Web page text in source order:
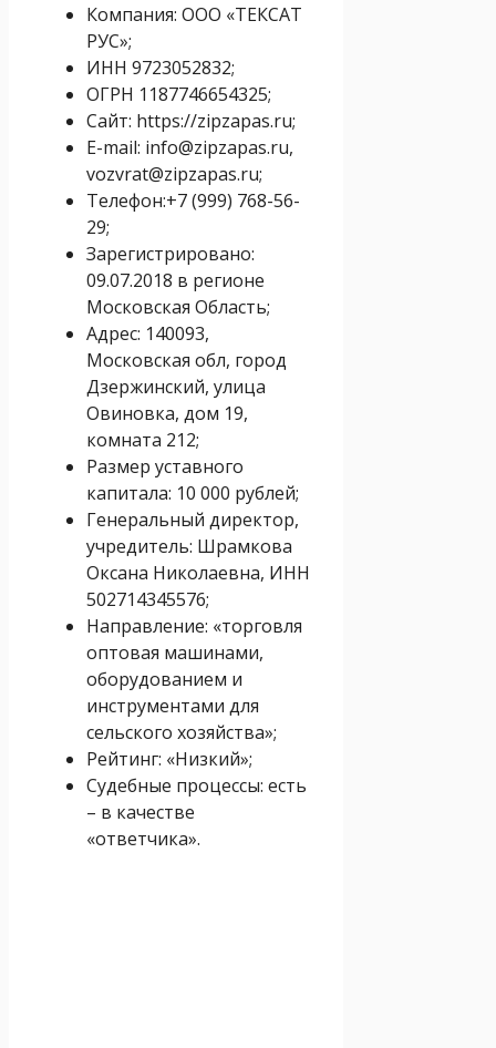
Компания: ООО «ТЕКСАТ
РУС»;
ИНН 9723052832;
ОГРН 1187746654325;
Сайт: https://zipzapas.ru;
E-mail: info@zipzapas.ru,
vozvrat@zipzapas.ru;
Телефон:+7 (999) 768-56-
29;
Зарегистрировано:
09.07.2018 в регионе
Московская Область;
Адрес: 140093,
Московская обл, город
Дзержинский, улица
Овиновка, дом 19,
комната 212;
Размер уставного
капитала: 10 000 рублей;
Генеральный директор,
учредитель: Шрамкова
Оксана Николаевна, ИНН
502714345576;
Направление: «торговля
оптовая машинами,
оборудованием и
инструментами для
сельского хозяйства»;
Рейтинг: «Низкий»;
Судебные процессы: есть
– в качестве
«ответчика».